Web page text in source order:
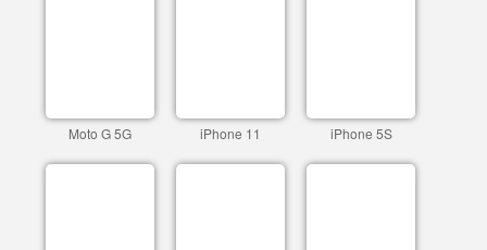
Moto G 5G iPhone 11 iPhone 5S